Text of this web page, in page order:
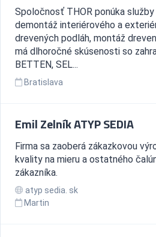
Spoločnosť THOR ponúka
demontáž interiérového a
drevených podláh, montáž
má dlhoročné skúsenosti so
BETTEN, SEL...
Bratislava
Emil Zelník ATYP SEDIA
Firma sa zaoberá zákazkovou
kvality na mieru a ostatného
zákazníka.
atyp sedia. sk
Martin